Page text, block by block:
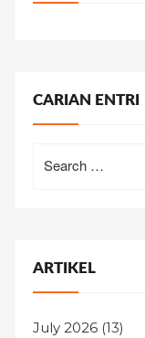
CARIAN ENTRI
for:
ARTIKEL
July 2026 (13)